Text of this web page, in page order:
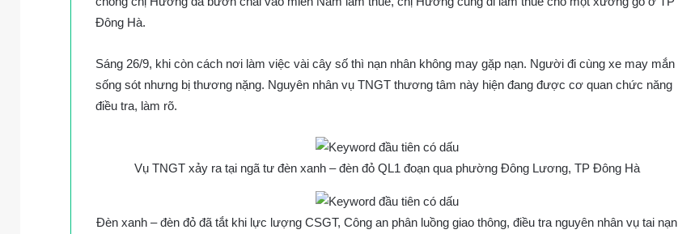
Đông Hà.
Sáng 26/9, khi còn cách nơi làm việc vài cây số thì nạn nhân không may gặp nạn. Người đi cùng xe may mắn
sống sót nhưng bị thương nặng. Nguyên nhân vụ TNGT thương tâm này hiện đang được cơ quan chức năng
điều tra, làm rõ.
Vụ TNGT xảy ra tại ngã tư đèn xanh – đèn đỏ QL1 đoạn qua phường Đông Lương, TP Đông Hà
Đèn xanh – đèn đỏ đã tắt khi lực lượng CSGT, Công an phân luồng giao thông, điều tra nguyên nhân vụ tai nạn